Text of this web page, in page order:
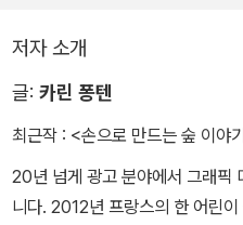
저자 소개
글: 카린 퐁텐
최근작 : <손으로 만드는 숲 이야
20년 넘게 광고 분야에서 그래픽
니다. 2012년 프랑스의 한 어린이 출판사의 편집장이 되면서, 직접